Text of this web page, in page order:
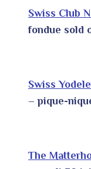
Swiss Club
fondue sold
Swiss
– pique-
The